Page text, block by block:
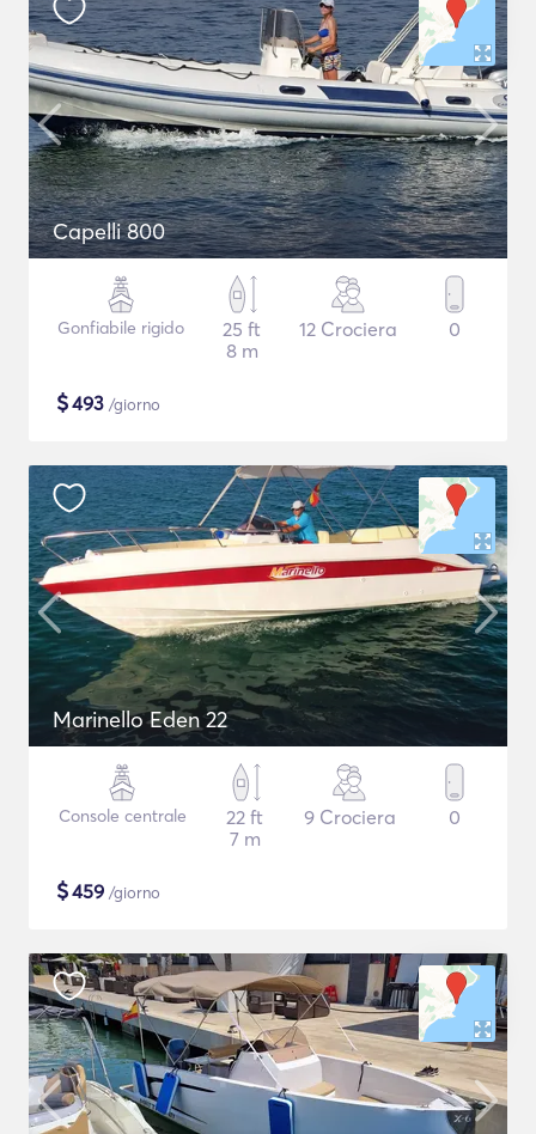
Capelli 800
Gonfiabile rigido
25 ft
8 m
12 Crociera 0
$493 /giorno
Marinello Eden 22
Console centrale
22 ft
7 m
9 Crociera 0
$459 /giorno